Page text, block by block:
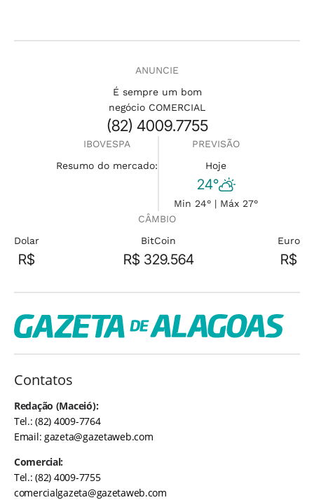
ANUNCIE
É sempre um bom
negócio COMERCIAL
(82) 4009.7755
IBOVESPA
Resumo do mercado:
PREVISÃO
Hoje
24°
Min 24° | Máx 27°
CÂMBIO
Dolar
R$
BitCoin
R$ 329.564
Euro
R$
Contatos
Redação (Maceió):
Tel.: (82) 4009-7764
Email:gazeta@gazetaweb.com
Comercial:
Tel.: (82) 4009-7755
comercialgazeta@gazetaweb.com